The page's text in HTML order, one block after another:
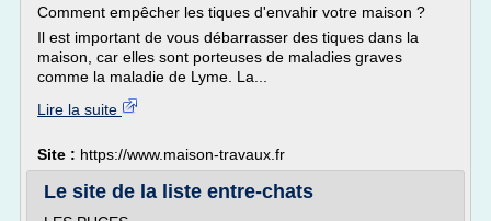
Comment empêcher les tiques d'envahir votre maison ?
Il est important de vous débarrasser des tiques dans la
maison, car elles sont porteuses de maladies graves
comme la maladie de Lyme. La...
Lire la suite
Site : https://www.maison-travaux.fr
Le site de la liste entre-chats